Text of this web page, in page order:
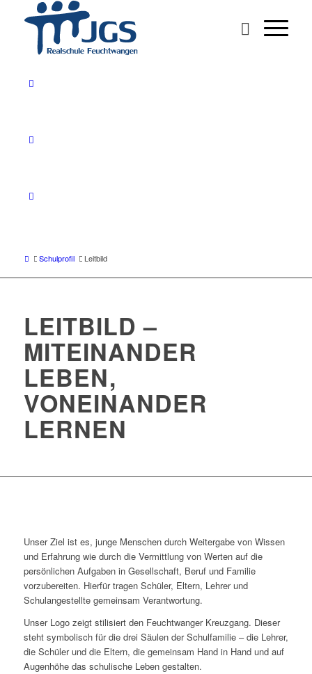
Schulprofil Leitbild
LEITBILD –
MITEINANDER
LEBEN,
VONEINANDER
LERNEN
Unser Ziel ist es, junge Menschen durch Weitergabe von Wissen
und Erfahrung wie durch die Vermittlung von Werten auf die
persönlichen Aufgaben in Gesellschaft, Beruf und Familie
vorzubereiten. Hierfür tragen Schüler, Eltern, Lehrer und
Schulangestellte gemeinsam Verantwortung.
Unser Logo zeigt stilisiert den Feuchtwanger Kreuzgang. Dieser
steht symbolisch für die drei Säulen der Schulfamilie – die Lehrer,
die Schüler und die Eltern, die gemeinsam Hand in Hand und auf
Augenhöhe das schulische Leben gestalten.